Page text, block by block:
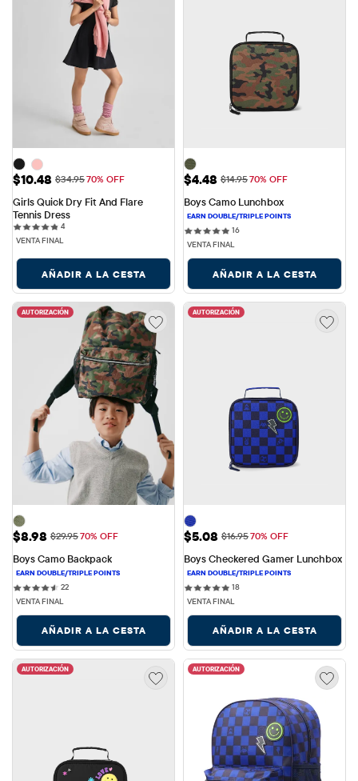
Precio de venta: $10.48
$10.48
Girls Quick Dry Fit And Flare
Tennis Dress
4 reviews
VENTA FINAL
AÑADIR A LA CESTA
Precio de venta: $4.48
$4.48
Boys Camo Lunchbox
1616 reviews
VENTA FINAL
AÑADIR A LA CESTA
AUTORIZACIÓN
Precio de venta: $8.98
$8.98
Boys Camo Backpack
2222 reviews
VENTA FINAL
AÑADIR A LA CESTA
AUTORIZACIÓN
Precio de venta: $5.08
$5.08
Boys Checkered Gamer Lunchbox
1818 reviews
VENTA FINAL
AÑADIR A LA CESTA
AUTORIZACIÓN AUTORIZACIÓN